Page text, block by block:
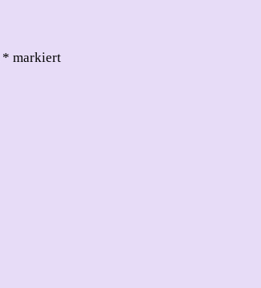
* markiert